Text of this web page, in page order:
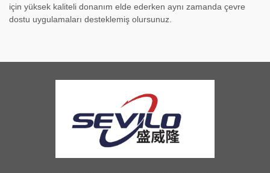
için yüksek kaliteli donanım elde ederken aynı zamanda çevre
dostu uygulamaları desteklemiş olursunuz.